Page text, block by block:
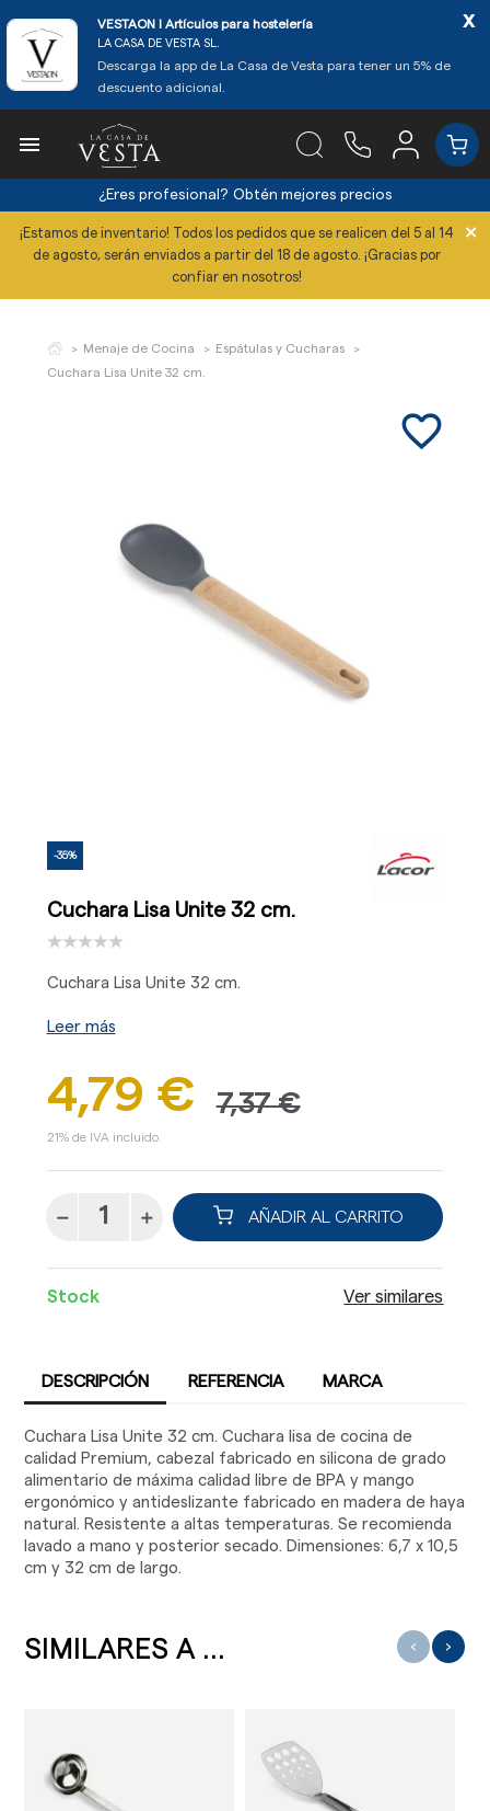
VESTAON l Artículos para hostelería
LA CASA DE VESTA SL.
Descarga la app de La Casa de Vesta para tener un 5% de
descuento adicional.
x

¿Eres profesional? Obtén mejores precios
¡Estamos de inventario! Todos los pedidos que se realicen del 5 al 14
de agosto, serán enviados a partir del 18 de agosto. ¡Gracias por
confiar en nosotros!
×
Menaje de Cocina
Espátulas y Cucharas
Cuchara Lisa Unite 32 cm.
favorite_border
-35%
Cuchara Lisa Unite 32 cm.
Cuchara Lisa Unite 32 cm.
Leer más
4,79 € 7,37 €
21% de IVA incluido.
AÑADIR AL CARRITO
Stock Ver similares
DESCRIPCIÓN REFERENCIA MARCA
Cuchara Lisa Unite 32 cm. Cuchara lisa de cocina de
calidad Premium, cabezal fabricado en silicona de grado
alimentario de máxima calidad libre de BPA y mango
ergonómico y antideslizante fabricado en madera de haya
natural. Resistente a altas temperaturas. Se recomienda
lavado a mano y posterior secado. Dimensiones: 6,7 x 10,5
cm y 32 cm de largo.
SIMILARES A ... ‹ ›